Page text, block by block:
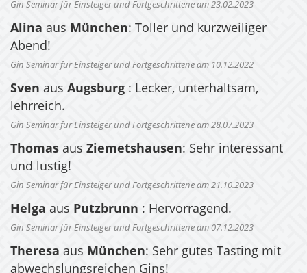
Gin Seminar für Einsteiger und Fortgeschrittene am 23.02.2023
Alina aus München: Toller und kurzweiliger
Abend!
Gin Seminar für Einsteiger und Fortgeschrittene am 10.12.2022
Sven aus Augsburg : Lecker, unterhaltsam,
lehrreich.
Gin Seminar für Einsteiger und Fortgeschrittene am 28.07.2023
Thomas aus Ziemetshausen: Sehr interessant
und lustig!
Gin Seminar für Einsteiger und Fortgeschrittene am 21.10.2023
Helga aus Putzbrunn : Hervorragend.
Gin Seminar für Einsteiger und Fortgeschrittene am 07.12.2023
Theresa aus München: Sehr gutes Tasting mit
abwechslungsreichen Gins!